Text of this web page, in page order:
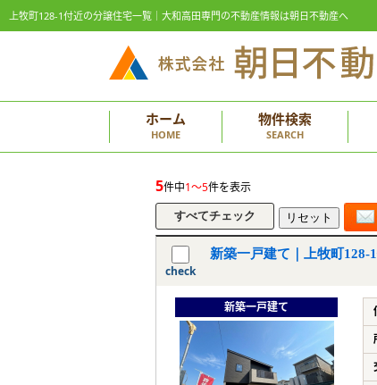
上牧町128-1付近の分譲住宅一覧｜大和高田専門の不動産情報は朝日不動産へ
ホーム
HOME
物件検索
SEARCH
5件中1～5件を表示
check
新築一戸建て｜上牧町128-
新築一戸建て